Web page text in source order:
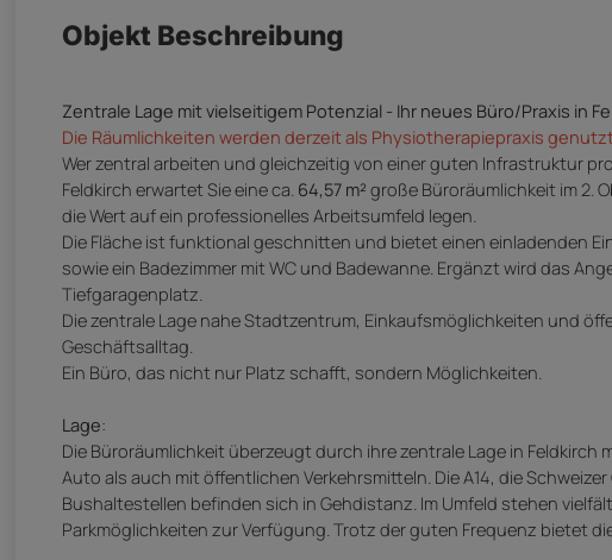
Objekt Beschreibung
Zentrale Lage mit vielseitigem Potenzial - Ihr neues Büro/Praxis in
Die Räumlichkeiten werden derzeit als Physiotherapiepraxis
Wer zentral arbeiten und gleichzeitig von einer guten Infrastruktur
Feldkirch erwartet Sie eine ca. 64,57 m² große Büroräumlichkeit im 2.
die Wert auf ein professionelles Arbeitsumfeld legen.
Die Fläche ist funktional geschnitten und bietet einen einladenden
sowie ein Badezimmer mit WC und Badewanne. Ergänzt wird das
Tiefgaragenplatz.
Die zentrale Lage nahe Stadtzentrum, Einkaufsmöglichkeiten und
Geschäftsalltag.
Ein Büro, das nicht nur Platz schafft, sondern Möglichkeiten.
Lage:
Die Büroräumlichkeit überzeugt durch ihre zentrale Lage in
Auto als auch mit öffentlichen Verkehrsmitteln. Die A14, die
Bushaltestellen befinden sich in Gehdistanz. Im Umfeld stehen
Parkmöglichkeiten zur Verfügung. Trotz der guten Frequenz bietet